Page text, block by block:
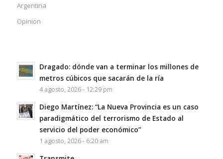
Argentina
Opinion
Dragado: dónde van a terminar los millones de
metros cúbicos que sacarán de la ría
4 agosto, 2026 - 12:29 pm
Diego Martínez: “La Nueva Provincia es un caso
paradigmático del terrorismo de Estado al
servicio del poder económico”
1 agosto, 2026 - 6:20 am